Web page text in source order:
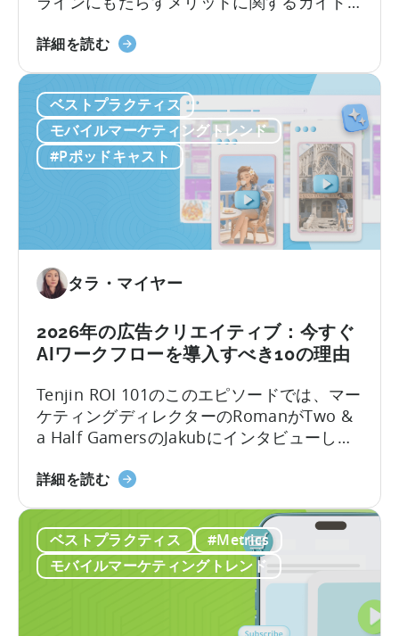
法：
モ
バ
イ
ル
ア
プ
リ
カ
イ
戦
略」
つ
い
て
に静かな革命が起きています。 現地のチー
ことで、人員を増やさずにユーザー獲得
（UA）を10倍に拡大しています。こうした
迅速にスケールできるチームは、何百もの
広告クリエイティブをテストしており...
詳細を読むComfyUI
ー
ク
フ
ロ
て：
年
に
モ
バ
イ
ル
ゲ
ー
ム
を
成
長
さ
ベストプラクティス
モバイルマーケティングトレンド
#Pポッドキャスト
タラ・マイヤー
2026年の広告クリエイティブ：今すぐ
AIワークフローを導入すべき10の理由
Tenjin ROI 101のこのエピソードでは、マー
ケティングディレクターのRomanがTwo &
a Half GamersのJakubにインタビューし、
論します。Jakubはユーザー獲得と広告クリ
ています。
詳細を読む2026
広
告
ク
ベストプラクティス
#Metrics
モバイルマーケティングトレンド